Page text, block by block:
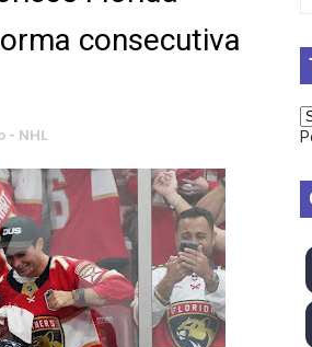
fin al reinado por parejas de The
y Baron Corbin en SummerSlam
Suiza) - Charlie Aldridge y Sina
consecutiva
- NHL